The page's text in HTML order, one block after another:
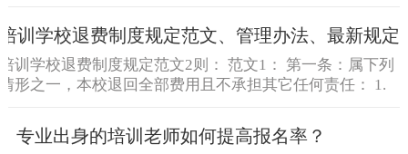
培训学校退费制度规定范文、管理办法、最新规定
培训学校退费制度规定范文2则： 范文1： 第一条：属下列
情形之一，本校退回全部费用且不承担其它任何责任： 1.
专业出身的培训老师如何提高报名率？